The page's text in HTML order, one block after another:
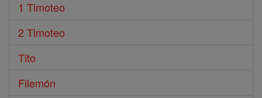
1 Timoteo
2 Timoteo
Tito
Filemón